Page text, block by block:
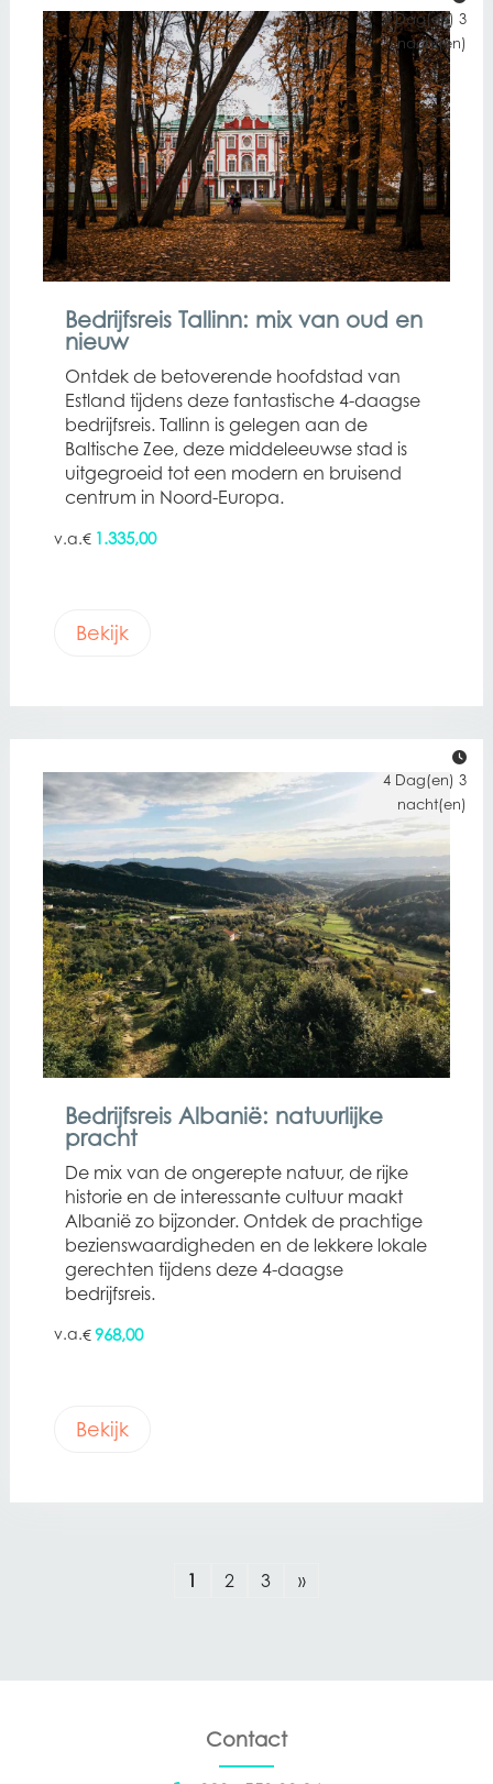
Bedrijfsreis Tallinn: mix van oud en
nieuw
Ontdek de betoverende hoofdstad van
Estland tijdens deze fantastische 4-daagse
bedrijfsreis. Tallinn is gelegen aan de
Baltische Zee, deze middeleeuwse stad is
uitgegroeid tot een modern en bruisend
centrum in Noord-Europa.
4 Dag(en) 3
nacht(en)
€ 1.335,00
Bekijk
Bedrijfsreis Albanië: natuurlijke
pracht
De mix van de ongerepte natuur, de rijke
historie en de interessante cultuur maakt
Albanië zo bijzonder. Ontdek de prachtige
bezienswaardigheden en de lekkere lokale
gerechten tijdens deze 4-daagse
bedrijfsreis.
4 Dag(en) 3
nacht(en)
€968,00
Bekijk
1 2 3 »
Contact